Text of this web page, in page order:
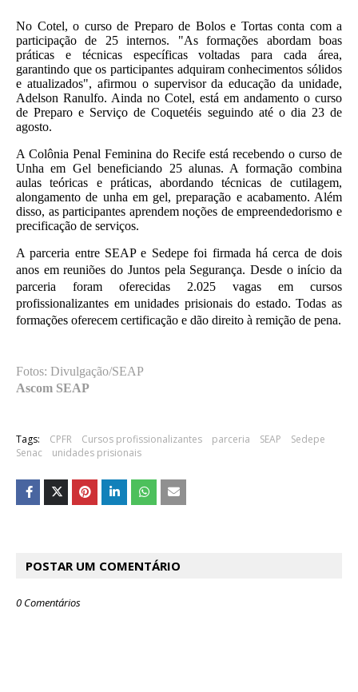
No Cotel, o curso de Preparo de Bolos e Tortas conta com a
participação de 25 internos. "As formações abordam boas
práticas e técnicas específicas voltadas para cada área,
garantindo que os participantes adquiram conhecimentos sólidos
e atualizados", afirmou o supervisor da educação da unidade,
Adelson Ranulfo. Ainda no Cotel, está em andamento o curso
de Preparo e Serviço de Coquetéis seguindo até o dia 23 de
agosto.
A Colônia Penal Feminina do Recife está recebendo o curso de
Unha em Gel beneficiando 25 alunas. A formação combina
aulas teóricas e práticas, abordando técnicas de cutilagem,
alongamento de unha em gel, preparação e acabamento. Além
disso, as participantes aprendem noções de empreendedorismo e
precificação de serviços.
A parceria entre SEAP e Sedepe foi firmada há cerca de dois
anos em reuniões do Juntos pela Segurança. Desde o início da
parceria foram oferecidas 2.025 vagas em cursos
profissionalizantes em unidades prisionais do estado. Todas as
formações oferecem certificação e dão direito à remição de pena.
Fotos: Divulgação/SEAP
Ascom SEAP
Tags: CPFR Cursos profissionalizantes parceria SEAP
Sedepe
Senac
unidades prisionais
POSTAR UM COMENTÁRIO
0 Comentários